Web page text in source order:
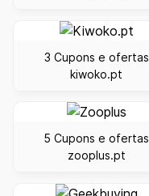
3 Cupons e ofertas
kiwoko.pt
5 Cupons e ofertas
zooplus.pt